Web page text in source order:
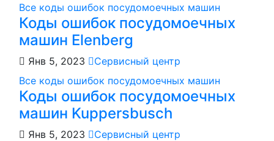
Все коды ошибок посудомоечных машин
Коды ошибок посудомоечных
машин Elenberg
Янв 5, 2023
Сервисный центр
Все коды ошибок посудомоечных машин
Коды ошибок посудомоечных
машин Kuppersbusch
Янв 5, 2023 Сервисный центр